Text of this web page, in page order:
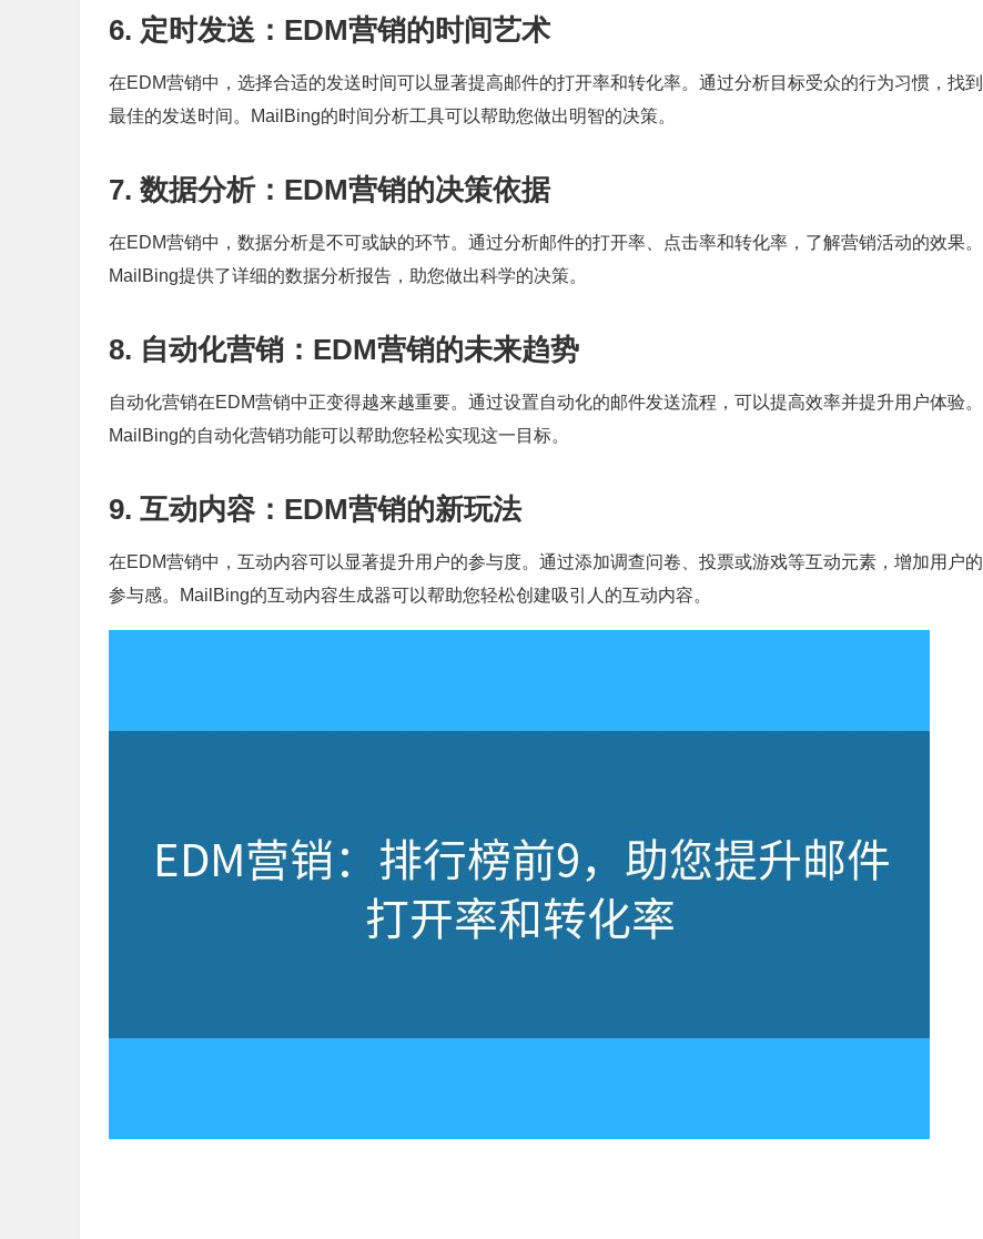
6. 定时发送：EDM营销的时间艺术
在EDM营销中，选择合适的发送时间可以显著提高邮件的打开率和转化率。通过分析目标受众的行为习惯，找到
最佳的发送时间。MailBing的时间分析工具可以帮助您做出明智的决策。
7. 数据分析：EDM营销的决策依据
在EDM营销中，数据分析是不可或缺的环节。通过分析邮件的打开率、点击率和转化率，了解营销活动的效果。
MailBing提供了详细的数据分析报告，助您做出科学的决策。
8. 自动化营销：EDM营销的未来趋势
自动化营销在EDM营销中正变得越来越重要。通过设置自动化的邮件发送流程，可以提高效率并提升用户体验。
MailBing的自动化营销功能可以帮助您轻松实现这一目标。
9. 互动内容：EDM营销的新玩法
在EDM营销中，互动内容可以显著提升用户的参与度。通过添加调查问卷、投票或游戏等互动元素，增加用户的
参与感。MailBing的互动内容生成器可以帮助您轻松创建吸引人的互动内容。